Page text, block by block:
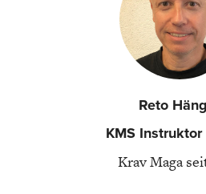
Reto
KMS Instruktor
Krav Maga